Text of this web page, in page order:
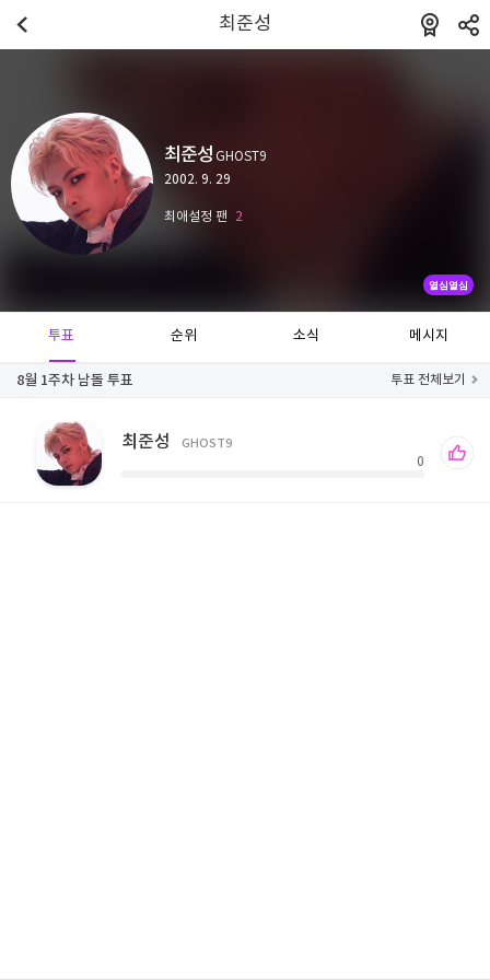
최준성
최준성 GHOST9
2002. 9. 29
최애설정 팬 2
열심열심
투표 순위 소식 메시지
8월 1주차 남돌 투표 투표 전체보기
최준성 GHOST9
0